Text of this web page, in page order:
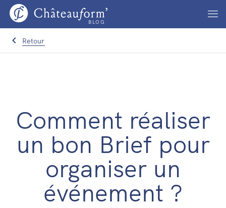
BLOG
Retour
Comment réaliser
un bon Brief pour
organiser un
événement ?